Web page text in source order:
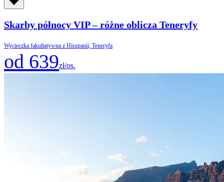
Skarby północy VIP – różne oblicza Teneryfy
Wycieczka fakultatywna z Hiszpanii, Teneryfa
od 639zł/os.